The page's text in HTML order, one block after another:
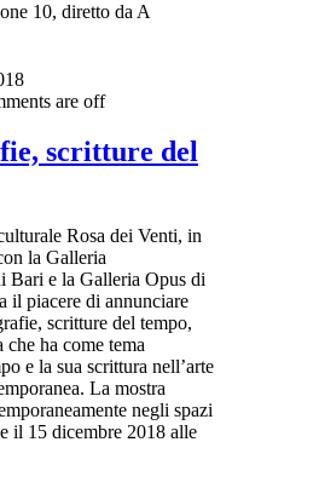
10, diretto da A
are off
scritture del
Rosa dei Venti, in
la Galleria
Bari e la Galleria Opus di
il piacere di annunciare
scritture del tempo,
ha come tema
e la sua scrittura nell’arte
La mostra
negli spazi
il 15 dicembre 2018 alle